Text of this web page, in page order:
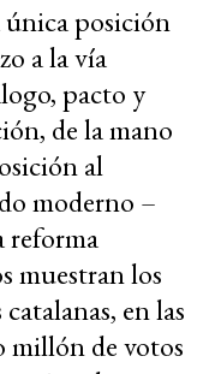
posición
a la vía
pacto y
de la mano
al
moderno –
reforma
muestran los
en las
millón de votos